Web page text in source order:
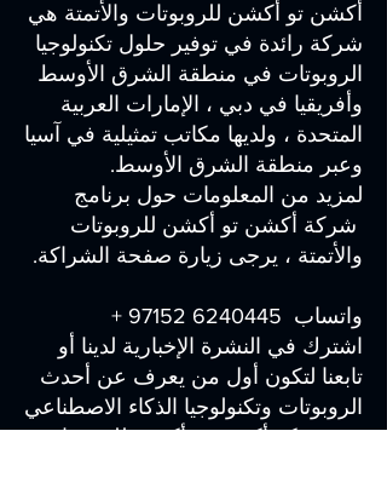
أكشن تو أكشن للروبوتات والأتمتة هي
شركة رائدة في توفير حلول تكنولوجيا
الروبوتات في منطقة الشرق الأوسط
وأفريقيا في دبي ، الإمارات العربية
المتحدة ، ولديها مكاتب تمثيلية في آسيا
وعبر منطقة الشرق الأوسط.
لمزيد من المعلومات حول برنامج
شركة أكشن تو أكشن للروبوتات
والأتمتة ، يرجى زيارة صفحة الشراكة.
واتساب 6240445 97152 +
اشترك في النشرة الإخبارية لدينا أو
تابعنا لتكون أول من يعرف عن أحدث
الروبوتات وتكنولوجيا الذكاء الاصطناعي
من شركة أكشن تو أكشن للروبوتات